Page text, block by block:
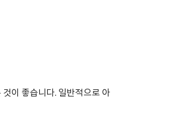
이 좋습니다. 일반적으로 아